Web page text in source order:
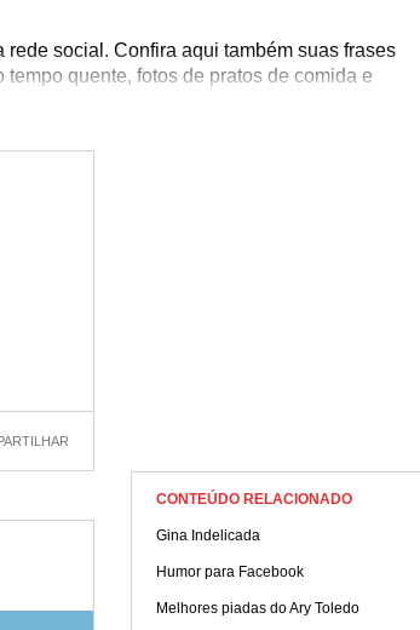
social. Confira aqui também suas frases
quente, fotos de pratos de comida e
boas risadas
CONTEÚDO RELACIONADO
Gina Indelicada
Humor para Facebook
Melhores piadas do Ary Toledo